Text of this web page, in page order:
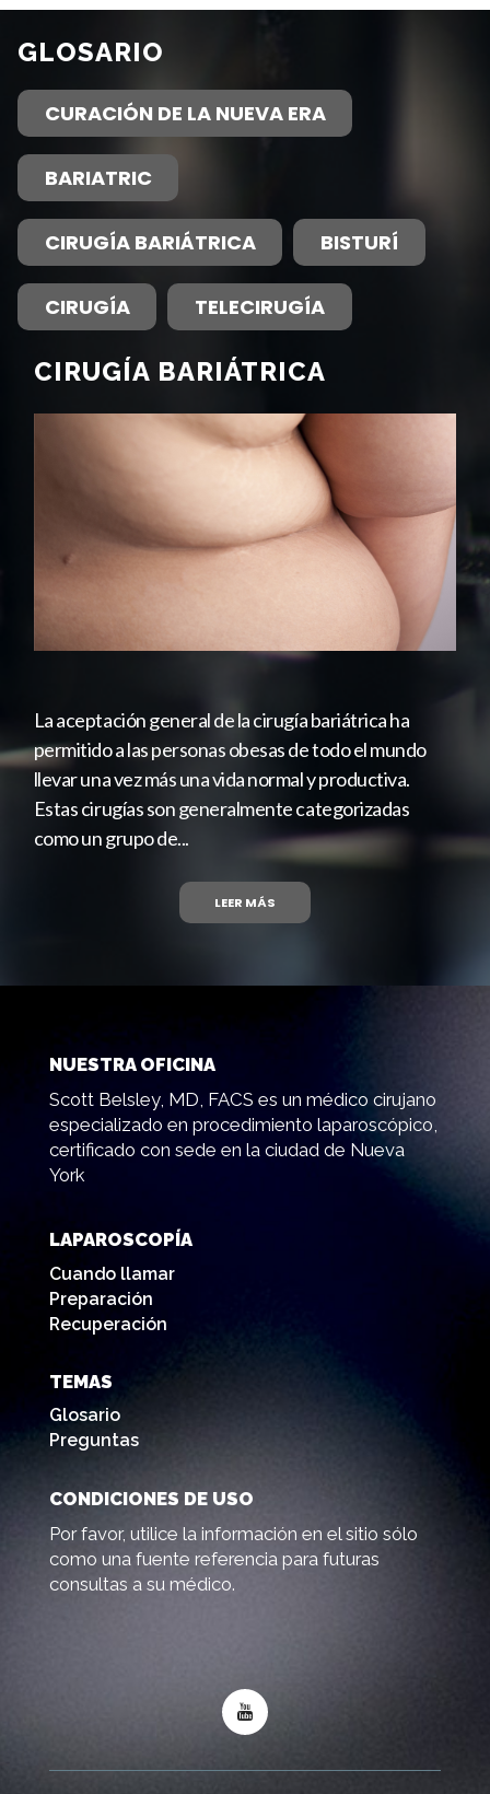
GLOSARIO
CURACIÓN DE LA NUEVA ERA
BARIATRIC
CIRUGÍA BARIÁTRICA BISTURÍ
CIRUGÍA TELECIRUGÍA
CIRUGÍA BARIÁTRICA
LEER MÁS
La aceptación general de la cirugía bariátrica ha
permitido a las personas obesas de todo el mundo
llevar una vez más una vida normal y productiva.
Estas cirugías son generalmente categorizadas
como un grupo de...
NUESTRA OFICINA
Scott Belsley, MD, FACS es un médico cirujano
especializado en procedimiento laparoscópico,
certificado con sede en la ciudad de Nueva
York
LAPAROSCOPÍA
Cuando llamar
Preparación
Recuperación
TEMAS
Glosario
Preguntas
CONDICIONES DE USO
Por favor, utilice la información en el sitio sólo
como una fuente referencia para futuras
consultas a su médico.